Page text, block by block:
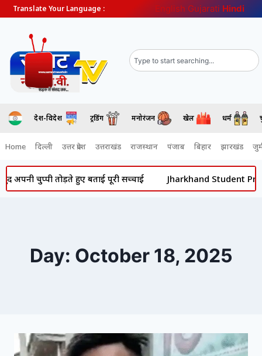
Translate Your Language : English Gujarati Hindi
देश-विदेश ट्रेंडिंग मनोरंजन खेल धर्म
Home दिल्ली उत्तर प्रदेश उत्तराखंड राजस्थान पंजाब बिहार झारखंड
तोड़ते हुए बताई पूरी सच्चाई Jharkhand Student Protest:
Day: October 18, 2025